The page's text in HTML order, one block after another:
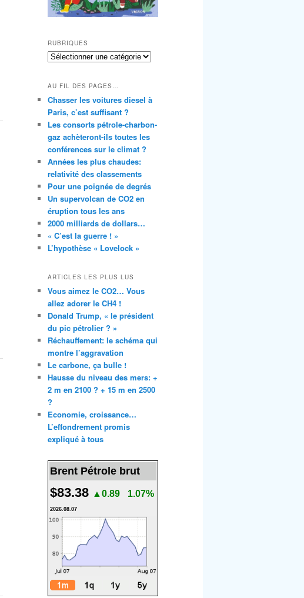
RUBRIQUES
RUBRIQUES
AU FIL DES PAGES…
Chasser les voitures diesel à
Paris, c’est suffisant ?
Les consorts pétrole-charbon-
gaz achèteront-ils toutes les
conférences sur le climat ?
Années les plus chaudes:
relativité des classements
Pour une poignée de degrés
Un supervolcan de CO2 en
éruption tous les ans
2000 milliards de dollars…
« C’est la guerre ! »
L’hypothèse « Lovelock »
ARTICLES LES PLUS LUS
Vous aimez le CO2… Vous
allez adorer le CH4 !
Donald Trump, « le président
du pic pétrolier ? »
Réchauffement: le schéma qui
montre l’aggravation
Le carbone, ça bulle !
Hausse du niveau des mers: +
2 m en 2100 ? + 15 m en 2500
?
Economie, croissance…
L’effondrement promis
expliqué à tous
Brent Pétrole brut
$83.38 ▲0.89 1.07%
2026.08.07